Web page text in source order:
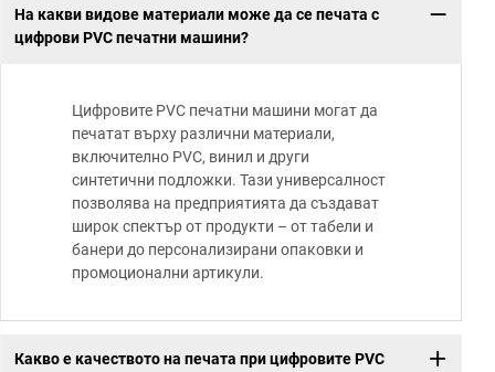
На какви видове материали може да се печата с
цифрови PVC печатни машини?
Цифровите PVC печатни машини могат да
печатат върху различни материали,
включително PVC, винил и други
синтетични подложки. Тази универсалност
позволява на предприятията да създават
широк спектър от продукти – от табели и
банери до персонализирани опаковки и
промоционални артикули.
Какво е качеството на печата при цифровите PVC